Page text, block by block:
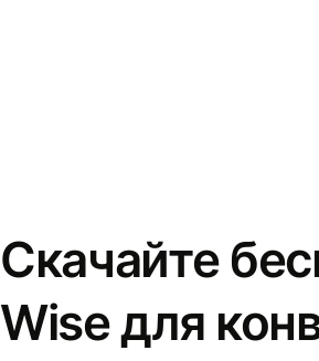
Скачайте
Wise для